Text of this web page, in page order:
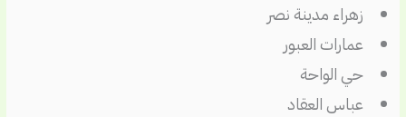
زهراء مدينة نصر
عمارات العبور
حي الواحة
عباس العقاد